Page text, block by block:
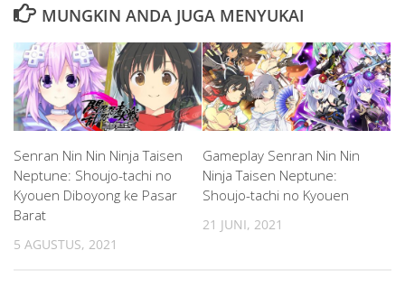
MUNGKIN ANDA JUGA MENYUKAI
Senran Nin Nin Ninja Taisen
Neptune: Shoujo-tachi no
Kyouen Diboyong ke Pasar
Barat
5 AGUSTUS, 2021
Gameplay Senran Nin Nin
Ninja Taisen Neptune:
Shoujo-tachi no Kyouen
21 JUNI, 2021